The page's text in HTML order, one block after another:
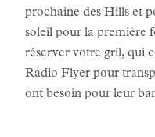
prochaine des Hills et
soleil pour la première
réserver votre gril, qui
Radio Flyer pour
ont besoin pour leur